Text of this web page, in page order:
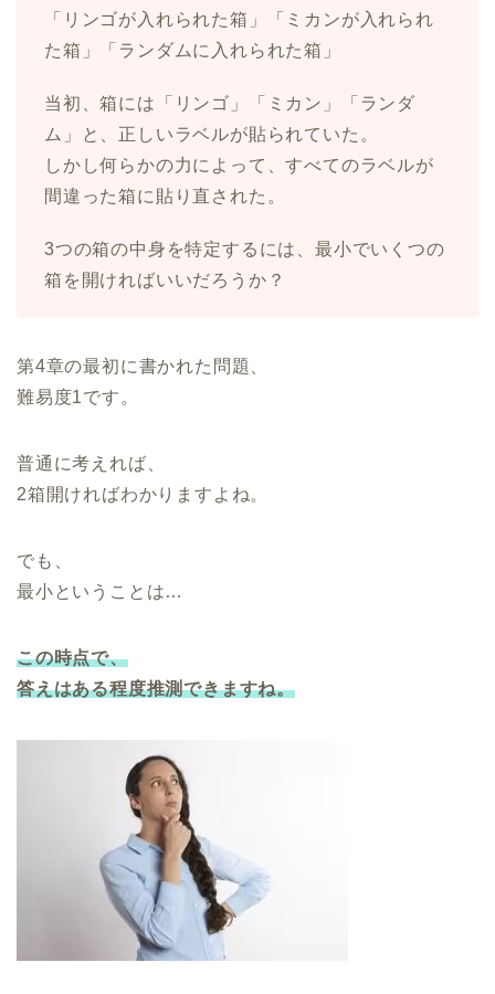
「リンゴが入れられた箱」「ミカンが入れられ
た箱」「ランダムに入れられた箱」
当初、箱には「リンゴ」「ミカン」「ランダ
ム」と、正しいラベルが貼られていた。
しかし何らかの力によって、すべてのラベルが
間違った箱に貼り直された。
3つの箱の中身を特定するには、最小でいくつの
箱を開ければいいだろうか？
第4章の最初に書かれた問題、
難易度1です。
普通に考えれば、
2箱開ければわかりますよね。
でも、
最小ということは…
この時点で、
答えはある程度推測できますね。